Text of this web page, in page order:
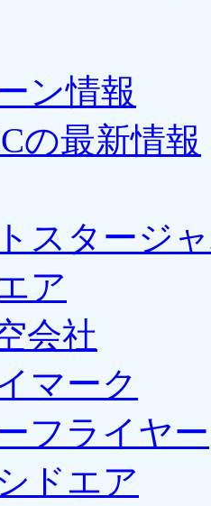
ン情報
の最新情報
スタージ
ア
会社
マーク
フライヤー
ドエア